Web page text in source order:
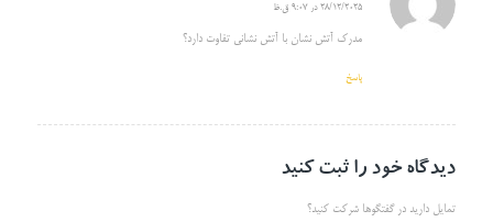
گفته:
28/12/2025 در 9:07 ق.ظ
مدرک آتش نشان با آتش نشانی تفاوت دارد؟
پاسخ
دیدگاه خود را ثبت کنید
تمایل دارید در گفتگوها شرکت کنید؟